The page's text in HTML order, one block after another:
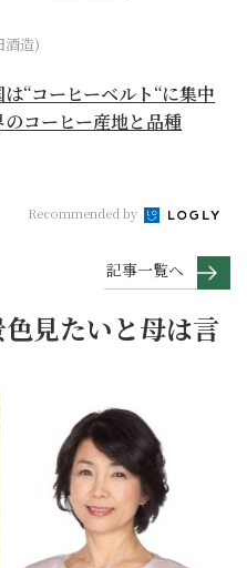
酒造)
“コーヒーベルト“に集中
のコーヒー産地と品種
Recommended by
記事一覧へ
見たいと母は言